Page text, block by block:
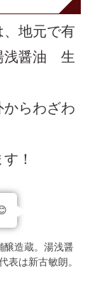
、地元で有
浅醤油 生
らわざわ
！
醸造蔵。湯浅醤
表は新古敏朗。